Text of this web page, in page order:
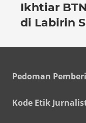
Ikhtiar
di Labirin
Pedoman
Kode Etik